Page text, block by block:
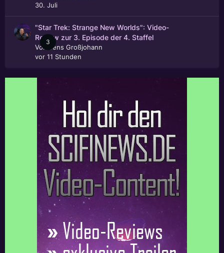
30. Juli
3
"Star Trek: Strange New Worlds": Video-
Review zur 3. Episode der 4. Staffel
Von
Jens Großjohann
vor 11 Stunden